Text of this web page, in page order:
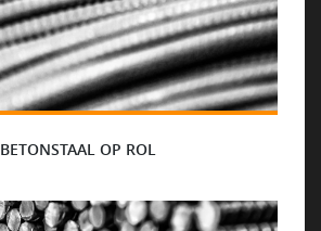
BETONSTAAL OP ROL